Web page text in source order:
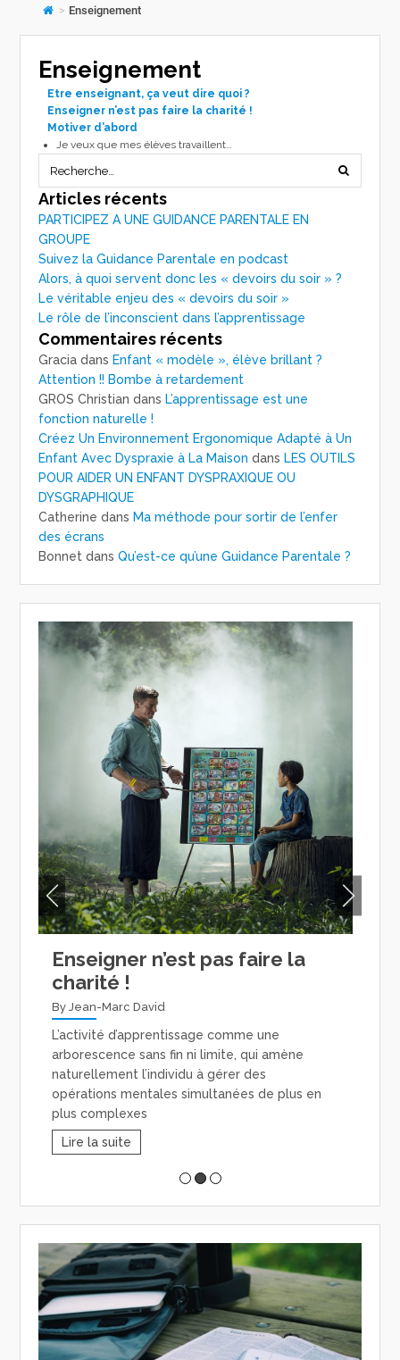
> Enseignement
Enseignement
Etre enseignant, ça veut dire quoi ?
Enseigner n’est pas faire la charité !
Motiver d’abord
Je veux que mes élèves travaillent…
Articles récents
PARTICIPEZ A UNE GUIDANCE PARENTALE EN
GROUPE
Suivez la Guidance Parentale en podcast
Alors, à quoi servent donc les « devoirs du soir » ?
Le véritable enjeu des « devoirs du soir »
Le rôle de l’inconscient dans l’apprentissage
Commentaires récents
Gracia dans Enfant « modèle », élève brillant ?
Attention !! Bombe à retardement
GROS Christian dans L’apprentissage est une
fonction naturelle !
Créez Un Environnement Ergonomique Adapté à Un
Enfant Avec Dyspraxie à La Maison dans LES OUTILS
POUR AIDER UN ENFANT DYSPRAXIQUE OU
DYSGRAPHIQUE
Catherine dans Ma méthode pour sortir de l’enfer
des écrans
Bonnet dansQu’est-ce qu’une Guidance Parentale ?
Enseigner n’est pas faire la
charité !
By Jean-Marc David
L’activité d’apprentissage comme une
arborescence sans fin ni limite, qui amène
naturellement l’individu à gérer des
opérations mentales simultanées de plus en
plus complexes
Lire la suite